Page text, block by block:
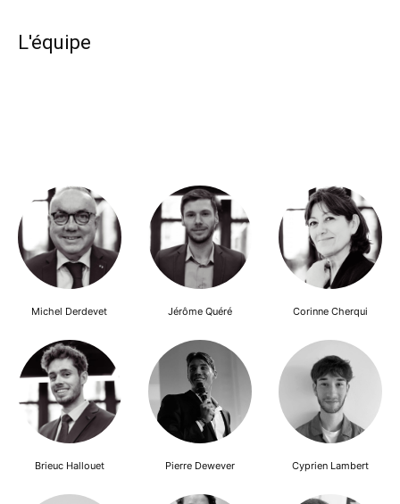
L'équipe
Michel Derdevet Jérôme Quéré Corinne Cherqui
Brieuc Hallouet Pierre Dewever Cyprien Lambert